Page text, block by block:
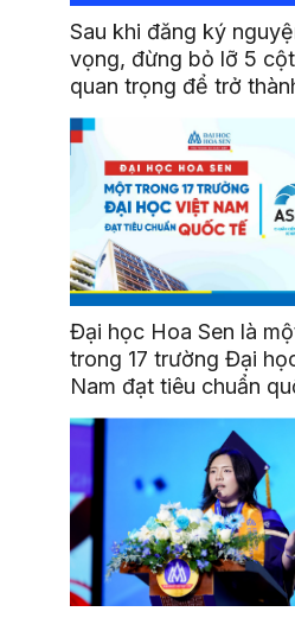
Sau khi đăng ký
vọng, đừng bỏ lỡ 5
quan trọng để trở
sinh viên HSU
Đại học Hoa Sen là
trong 17 trường Đại
Nam đạt tiêu chuẩn